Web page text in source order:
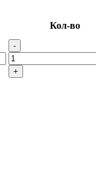
Кол-во
-
+